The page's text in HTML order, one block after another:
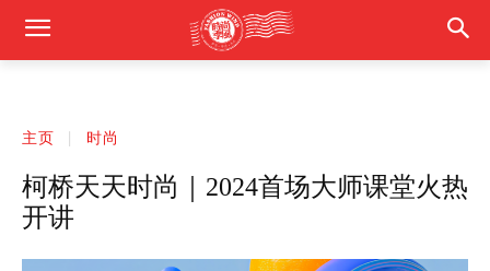
主页 时尚
柯桥天天时尚｜2024首场大师课堂火热
开讲